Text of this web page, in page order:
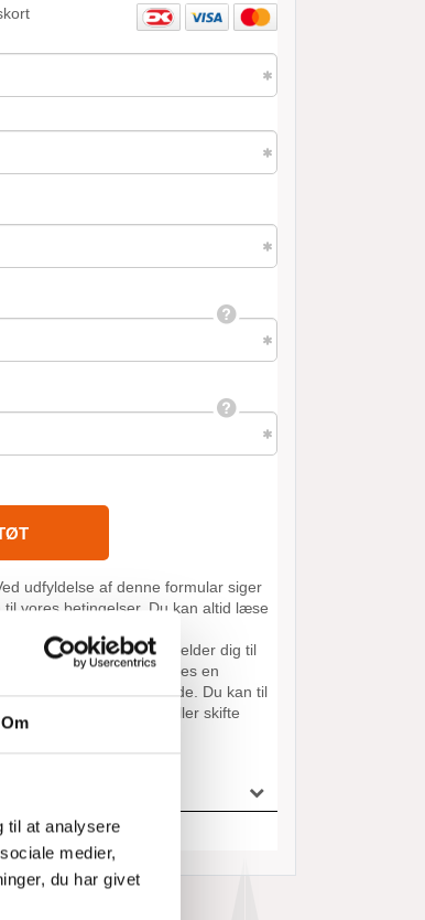
Om
til at analysere
medier,
du har givet